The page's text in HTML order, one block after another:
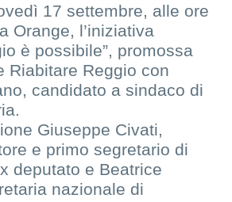
17 settembre, alle ore
Orange, l’iniziativa
è possibile”, promossa
Riabitare Reggio con
candidato a sindaco di
Giuseppe Civati,
e primo segretario di
deputato e Beatrice
nazionale di